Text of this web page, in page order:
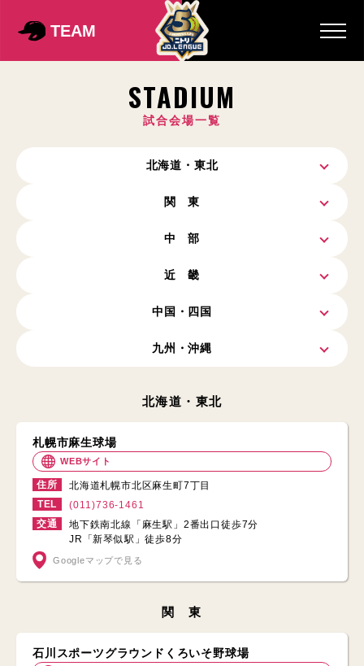
TEAM
STADIUM
試合会場一覧
北海道・東北
関 東
中 部
近 畿
中国・四国
九州・沖縄
北海道・東北
札幌市麻生球場
WEBサイト
住所
北海道札幌市北区麻生町7丁目
TEL
(011)736-1461
交通
地下鉄南北線「麻生駅」2番出口徒歩7分
JR「新琴似駅」徒歩8分
Googleマップで見る
関 東
石川スポーツグラウンドくろいそ野球場